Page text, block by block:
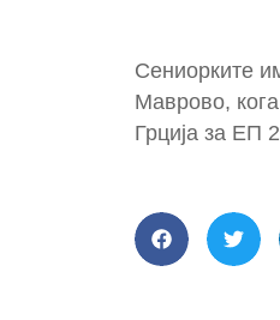
Сениорките
Маврово,
Грција за ЕП